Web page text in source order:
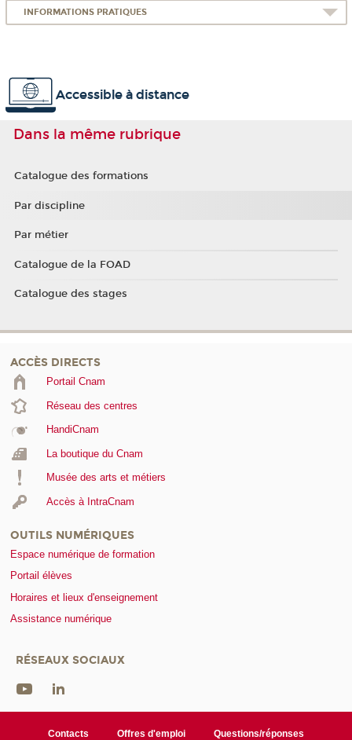
INFORMATIONS PRATIQUES
Accessible à distance
Dans la même rubrique
Catalogue des formations
Par discipline
Par métier
Catalogue de la FOAD
Catalogue des stages
ACCÈS DIRECTS
Portail Cnam
Réseau des centres
HandiCnam
La boutique du Cnam
Musée des arts et métiers
Accès à IntraCnam
OUTILS NUMÉRIQUES
Espace numérique de formation
Portail élèves
Horaires et lieux d'enseignement
Assistance numérique
RÉSEAUX SOCIAUX
Contacts Offres d'emploi Questions/réponses